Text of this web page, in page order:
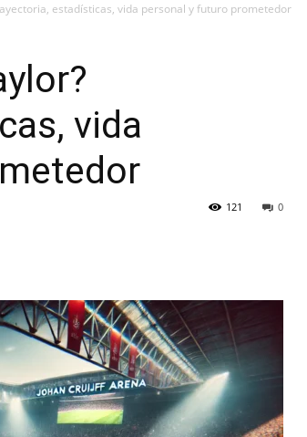
estadísticas, vida personal y futuro prometedor
vida
0
121